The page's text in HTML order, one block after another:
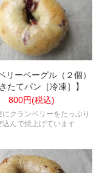
リーベーグル（２個）
たてパン［冷凍］】
800円(税込)
にクランベリーをたっぷり
込んで焼上げています